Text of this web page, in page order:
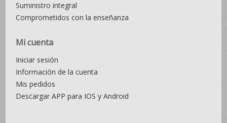
Suministro integral
Comprometidos con la enseñanza
Mi cuenta
Iniciar sesión
Información de la cuenta
Mis pedidos
Descargar APP para IOS y Android